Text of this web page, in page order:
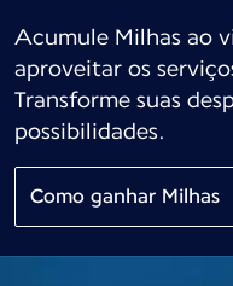
Acumule Milhas ao
aproveitar os
Transforme suas
possibilidades.
Como ganhar Milhas